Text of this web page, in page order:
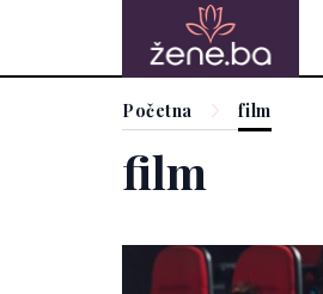
Početna film
film